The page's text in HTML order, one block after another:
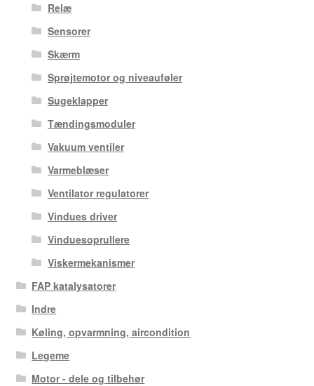
Relæ
Sensorer
Skærm
Sprøjtemotor og niveauføler
Sugeklapper
Tændingsmoduler
Vakuum ventiler
Varmeblæser
Ventilator regulatorer
Vindues driver
Vinduesoprullere
Viskermekanismer
FAP katalysatorer
Indre
Køling, opvarmning, aircondition
Legeme
Motor - dele og tilbehør